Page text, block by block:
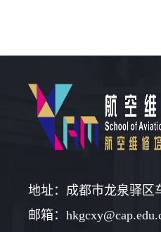
地址：成都市龙泉驿区
邮箱：